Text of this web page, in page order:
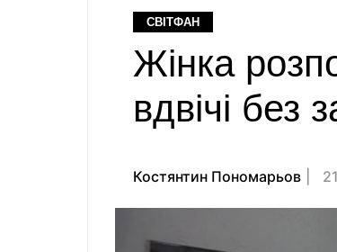
СВІТФАН
Жінка
вдвічі без
Костянтин Пономарьов